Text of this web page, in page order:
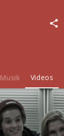
Musik Videos